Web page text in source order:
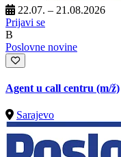
22.07. – 21.08.2026
Prijavi se
B
Poslovne novine
Agent u call centru (m/ž)
Sarajevo